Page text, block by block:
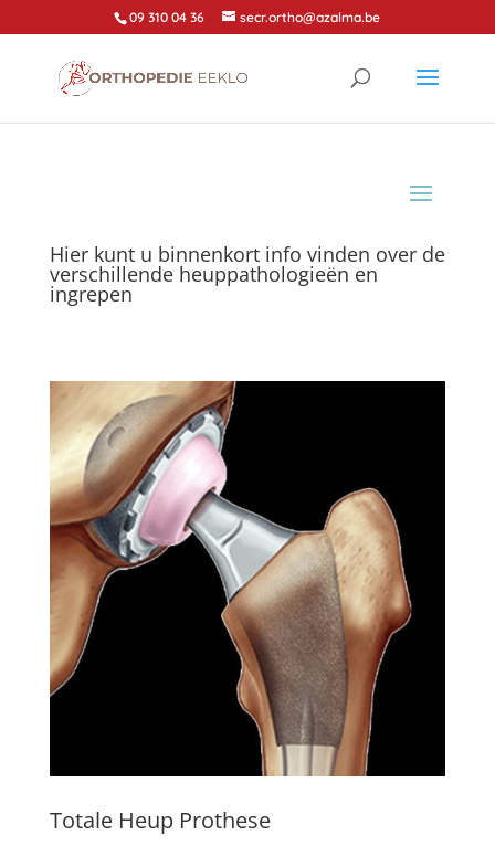
09 310 04 36 secr.ortho@azalma.be
Hier kunt u binnenkort info vinden over de
verschillende heuppathologieën en
ingrepen
Totale Heup Prothese